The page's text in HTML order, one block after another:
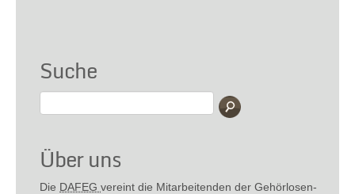
Suche
Über uns
Die DAFEG vereint die Mitarbeitenden der Gehör­losen­